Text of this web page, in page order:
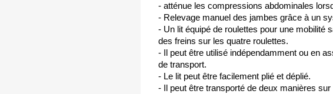
- atténue les compressions abdominales
- Relevage manuel des jambes grâce à un
- Un lit équipé de roulettes pour une mobilité
des freins sur les quatre roulettes.
- Il peut être utilisé indépendamment ou en
de transport.
- Le lit peut être facilement plié et déplié.
- Il peut être transporté de deux manières